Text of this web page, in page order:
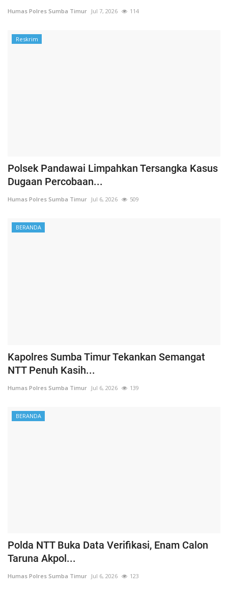
Humas Polres Sumba Timur Jul 7, 2026 114
Reskrim
Polsek Pandawai Limpahkan Tersangka Kasus
Dugaan Percobaan...
Humas Polres Sumba Timur Jul 6, 2026 509
BERANDA
Kapolres Sumba Timur Tekankan Semangat
NTT Penuh Kasih...
Humas Polres Sumba Timur Jul 6, 2026 139
BERANDA
Polda NTT Buka Data Verifikasi, Enam Calon
Taruna Akpol...
Humas Polres Sumba Timur Jul 6, 2026 123